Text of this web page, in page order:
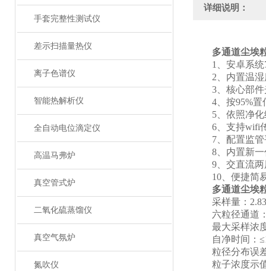
手套完整性测试仪
差示扫描量热仪
离子色谱仪
智能热解析仪
全自动电位滴定仪
高温马弗炉
真空管式炉
二氧化硫蒸馏仪
真空气氛炉
氮吹仪
详细说明：
多通道尘埃
1、安卓系统
2、内置温湿
3、核心部件光
4、按95%置信
5、依照净化
6、支持wifi传
7、配置监管平
8、内置新一代
9、交直流两用
10、便捷简易
多通道尘埃
采样量：
六粒径通道：
最大采样浓度
自净时间：
粒径分布误差
粒子浓度示值